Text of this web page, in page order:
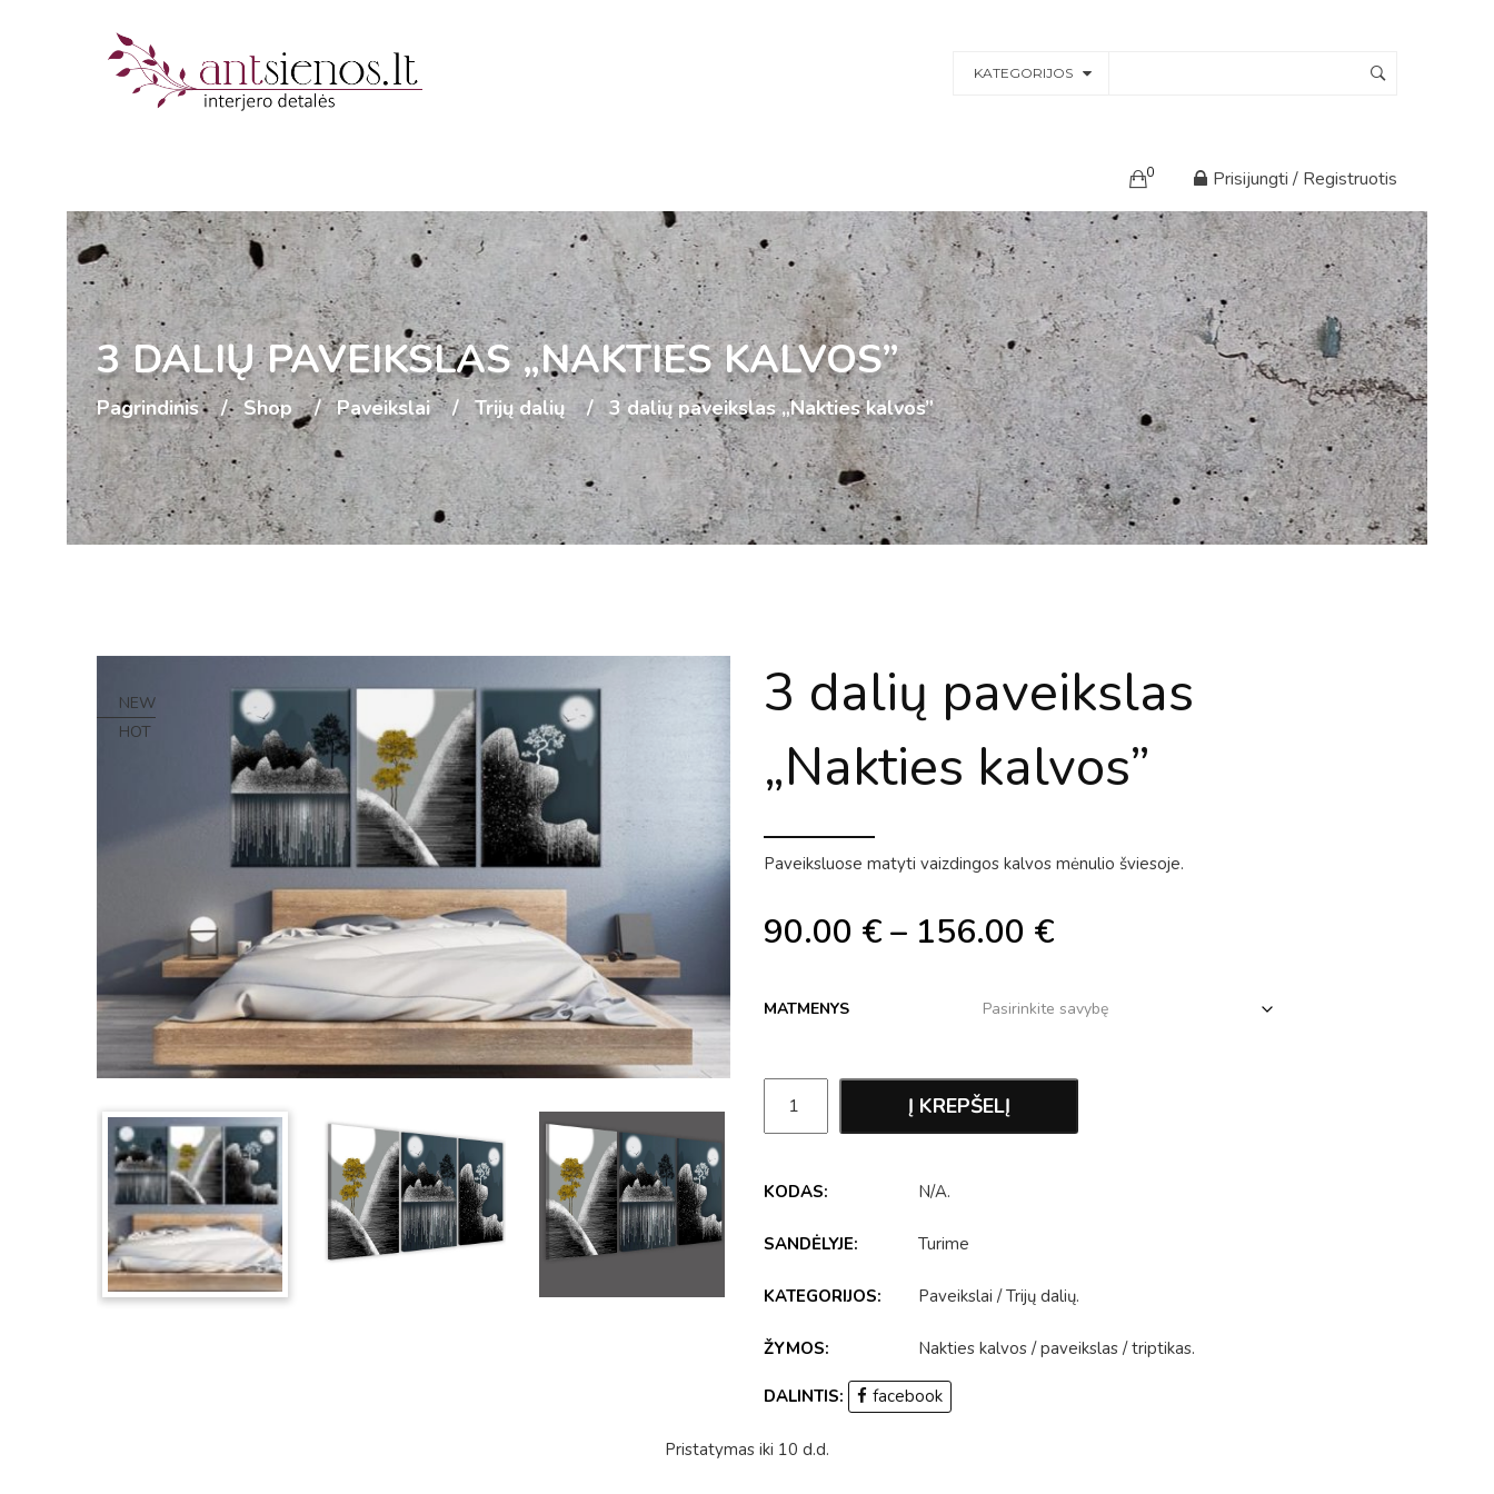
KATEGORIJOS
0 Prisijungti / Registruotis
3 DALIŲ PAVEIKSLAS „NAKTIES KALVOS”
Pagrindinis Shop Paveikslai Trijų dalių 3 dalių paveikslas „Nakties kalvos”
NEW
HOT
3 dalių paveikslas
„Nakties kalvos”
Paveiksluose matyti vaizdingos kalvos mėnulio šviesoje.
90.00 €– 156.00 €
MATMENYS
Į KREPŠELĮ
KODAS: N/A.
SANDĖLYJE: Turime
KATEGORIJOS: Paveikslai /Trijų dalių.
ŽYMOS: Nakties kalvos /paveikslas /triptikas.
DALINTIS: facebook
Pristatymas iki 10 d.d.